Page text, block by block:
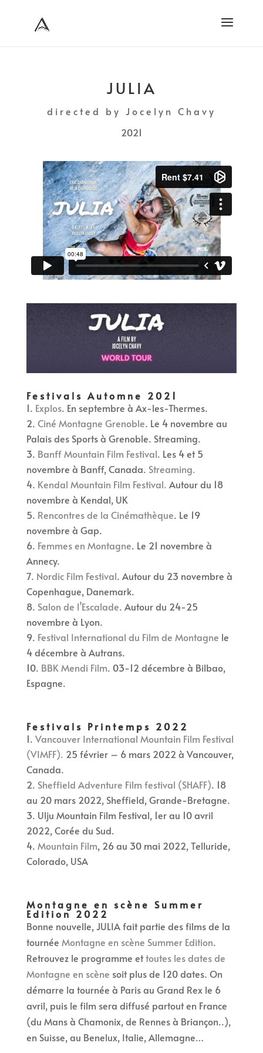
JULIA
directed by Jocelyn Chavy
2021
Festivals Automne 2021
Explos. En septembre à Ax-les-Thermes.
Ciné Montagne Grenoble. Le 4 novembre au
Palais des Sports à Grenoble. Streaming.
Banff Mountain Film Festival. Les 4 et 5
novembre à Banff, Canada. Streaming.
Kendal Mountain Film Festival. Autour du 18
novembre à Kendal, UK
Rencontres de la Cinémathèque. Le 19
novembre à Gap.
Femmes en Montagne. Le 21 novembre à
Annecy.
Nordic Film Festival. Autour du 23 novembre à
Copenhague, Danemark.
Salon de l’Escalade. Autour du 24-25
novembre à Lyon.
Festival International du Film de Montagne le
4 décembre à Autrans.
BBK Mendi Film. 03-12 décembre à Bilbao,
Espagne.
Festivals Printemps 2022
Vancouver International Mountain Film Festival
(VIMFF). 25 février – 6 mars 2022 à Vancouver,
Canada.
Sheffield Adventure Film festival (SHAFF). 18
au 20 mars 2022, Sheffield, Grande-Bretagne.
Ulju Mountain Film Festival, 1er au 10 avril
2022, Corée du Sud.
Mountain Film, 26 au 30 mai 2022, Telluride,
Colorado, USA
Montagne en scène Summer
Edition 2022
Bonne nouvelle, JULIA fait partie des films de la
tournée Montagne en scène Summer Edition.
Retrouvez le programme ettoutes les dates de
Montagne en scène soit plus de 120 dates. On
démarre la tournée à Paris au Grand Rex le 6
avril, puis le film sera diffusé partout en France
(du Mans à Chamonix, de Rennes à Briançon..),
en Suisse, au Benelux, Italie, Allemagne…